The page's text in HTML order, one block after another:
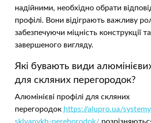
надійними, необхідно обрати
профілі. Вони відіграють важливу
забезпечуючи міцність конструкції
завершеного вигляду.
Які бувають види
для скляних перегородок?
Алюмінієві профілі для скляних
перегородок https://alupro.ua/